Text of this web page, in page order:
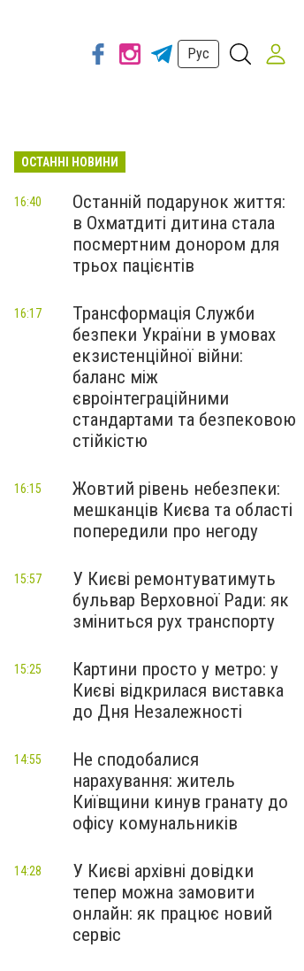
Рус
ОСТАННІ НОВИНИ
Останній подарунок життя:
в Охматдиті дитина стала
посмертним донором для
трьох пацієнтів
16:40
Трансформація Служби
безпеки України в умовах
екзистенційної війни:
баланс між
євроінтеграційними
стандартами та безпековою
стійкістю
16:17
Жовтий рівень небезпеки:
мешканців Києва та області
попередили про негоду
16:15
У Києві ремонтуватимуть
бульвар Верховної Ради: як
зміниться рух транспорту
15:57
Картини просто у метро: у
Києві відкрилася виставка
до Дня Незалежності
15:25
Не сподобалися
нарахування: житель
Київщини кинув гранату до
офісу комунальників
14:55
У Києві архівні довідки
тепер можна замовити
онлайн: як працює новий
сервіс
14:28